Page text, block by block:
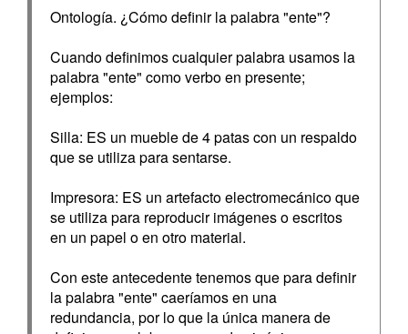
Ontología. ¿Cómo definir la palabra "ente"?
Cuando definimos cualquier palabra usamos la
palabra "ente" como verbo en presente;
ejemplos:
Silla: ES un mueble de 4 patas con un respaldo
que se utiliza para sentarse.
Impresora: ES un artefacto electromecánico que
se utiliza para reproducir imágenes o escritos
en un papel o en otro material.
Con este antecedente tenemos que para definir
la palabra "ente" caeríamos en una
redundancia, por lo que la única manera de